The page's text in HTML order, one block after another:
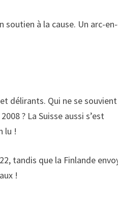
soutien à la cause. Un arc-
délirants. Qui ne se
? La Suisse aussi s’est
lu !
tandis que la Finlande
!